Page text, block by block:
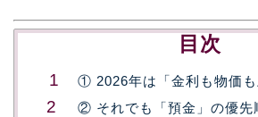
目次
① 2026年は「金利も物価も
② それでも「預金」の優先